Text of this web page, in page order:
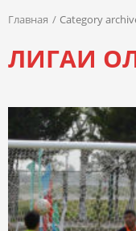
Главная Category
ЛИГАИ